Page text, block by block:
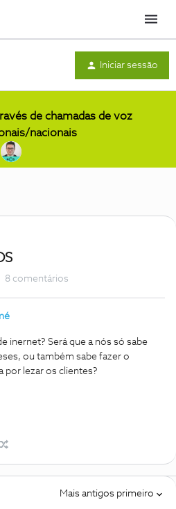
Menu
Iniciar sessão
de chamadas de voz
nacionais
8 comentários
inernet? Será que a nós só sabe
ou também sabe fazer o
por lezar os clientes?
Mais antigos primeiro